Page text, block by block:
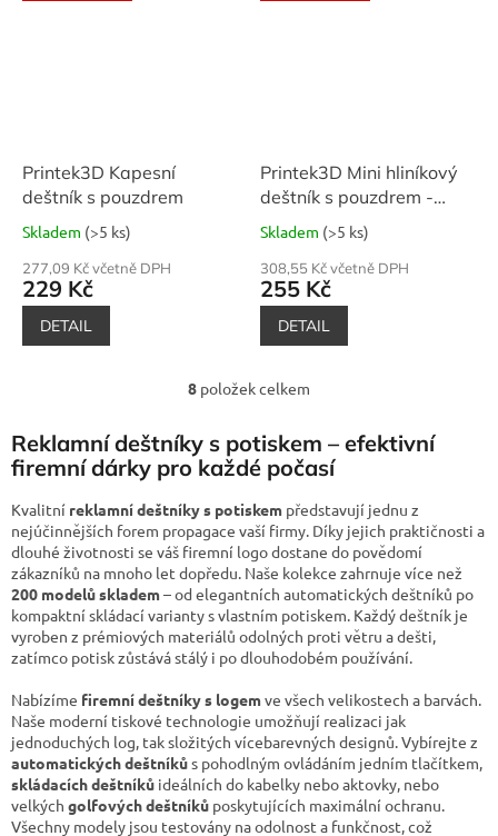
Printek3D Kapesní
deštník s pouzdrem
Skladem (>5 ks)
277,09 Kč včetně DPH
229 Kč
DETAIL
Printek3D Mini hliníkový
deštník s pouzdrem -
lehký
Skladem (>5 ks)
308,55 Kč včetně DPH
255 Kč
DETAIL
O
l
á
d
a
c
í
p
r
v
k
y
v
ý
p
i
s
u
8 položek celkem
Reklamní deštníky s potiskem – efektivní
firemní dárky pro každé počasí
Kvalitní reklamní deštníky s potiskem představují jednu z
nejúčinnějších forem propagace vaší firmy. Díky jejich praktičnosti a
dlouhé životnosti se váš firemní logo dostane do povědomí
zákazníků na mnoho let dopředu. Naše kolekce zahrnuje více než
200 modelů skladem– od elegantních automatických deštníků po
kompaktní skládací varianty s vlastním potiskem. Každý deštník je
vyroben z prémiových materiálů odolných proti větru a dešti,
zatímco potisk zůstává stálý i po dlouhodobém používání.
Nabízíme firemní deštníky s logemve všech velikostech a barvách.
Naše moderní tiskové technologie umožňují realizaci jak
jednoduchých log, tak složitých vícebarevných designů. Vybírejte z
automatických deštníkůs pohodlným ovládáním jedním tlačítkem,
skládacích deštníků ideálních do kabelky nebo aktovky, nebo
velkých golfových deštníků poskytujících maximální ochranu.
Všechny modely jsou testovány na odolnost a funkčnost, což